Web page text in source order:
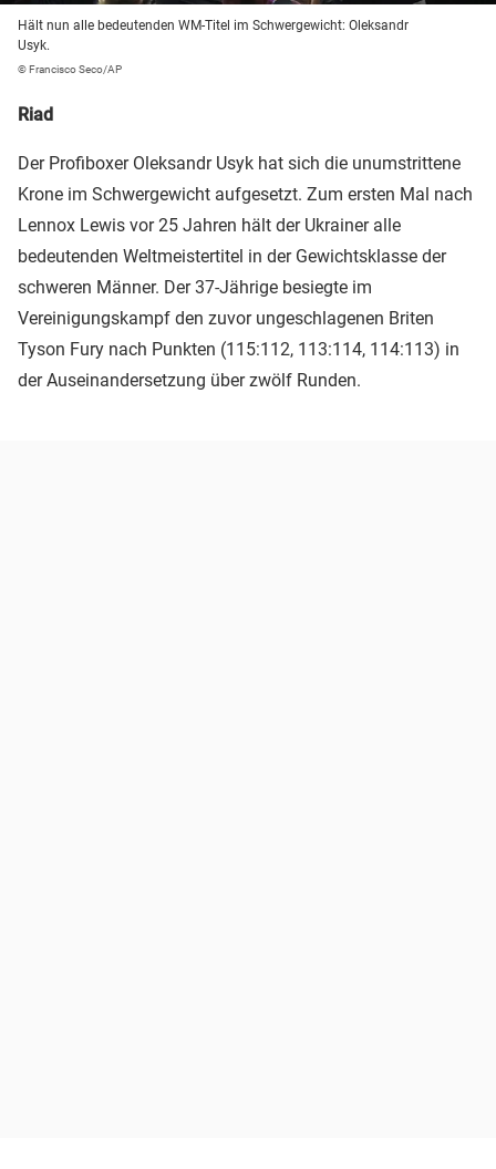
Hält nun alle bedeutenden WM-Titel im Schwergewicht: Oleksandr
Usyk.
© Francisco Seco/AP
Riad
Der Profiboxer Oleksandr Usyk hat sich die unumstrittene
Krone im Schwergewicht aufgesetzt. Zum ersten Mal nach
Lennox Lewis vor 25 Jahren hält der Ukrainer alle
bedeutenden Weltmeistertitel in der Gewichtsklasse der
schweren Männer. Der 37-Jährige besiegte im
Vereinigungskampf den zuvor ungeschlagenen Briten
Tyson Fury nach Punkten (115:112, 113:114, 114:113) in
der Auseinandersetzung über zwölf Runden.